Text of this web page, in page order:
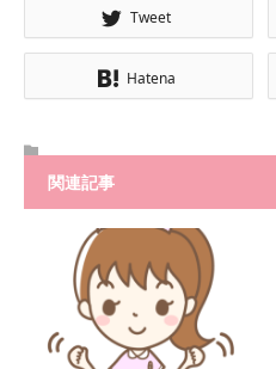
Tweet
Hatena
関連記事